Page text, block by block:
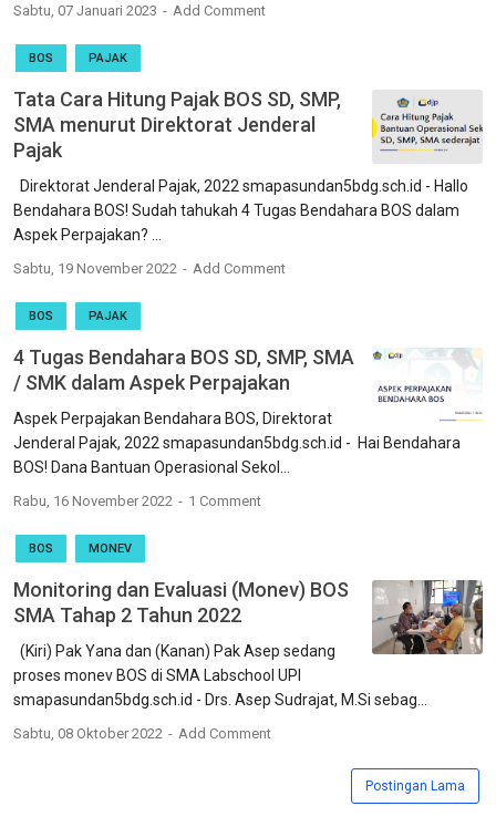
Sabtu, 07 Januari 2023 Add Comment
BOS PAJAK
Tata Cara Hitung Pajak BOS SD, SMP,
SMA menurut Direktorat Jenderal
Pajak
Direktorat Jenderal Pajak, 2022 smapasundan5bdg.sch.id - Hallo
Bendahara BOS! Sudah tahukah 4 Tugas Bendahara BOS dalam
Aspek Perpajakan? ...
Sabtu, 19 November 2022 Add Comment
BOS PAJAK
4 Tugas Bendahara BOS SD, SMP, SMA
/ SMK dalam Aspek Perpajakan
Aspek Perpajakan Bendahara BOS, Direktorat
Jenderal Pajak, 2022 smapasundan5bdg.sch.id - Hai Bendahara
BOS! Dana Bantuan Operasional Sekol...
Rabu, 16 November 2022 1 Comment
BOS MONEV
Monitoring dan Evaluasi (Monev) BOS
SMA Tahap 2 Tahun 2022
(Kiri) Pak Yana dan (Kanan) Pak Asep sedang
proses monev BOS di SMA Labschool UPI
smapasundan5bdg.sch.id - Drs. Asep Sudrajat, M.Si sebag...
Sabtu, 08 Oktober 2022 Add Comment
Postingan Lama